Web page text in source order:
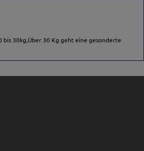
bis 30kg,Über 30 Kg geht eine gesonderte